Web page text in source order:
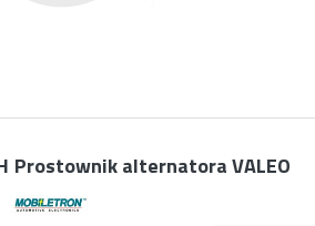
Prostownik alternatora VALEO